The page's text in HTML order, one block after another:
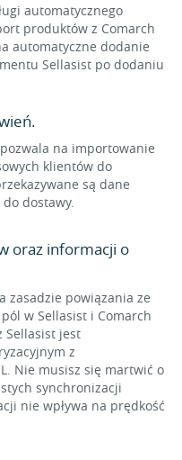
automatycznego
produktów z Comarch
automatyczne dodanie
Sellasist po dodaniu
na importowanie
klientów do
są dane
dostawy.
oraz informacji o
zasadzie powiązania ze
w Sellasist i Comarch
Sellasist jest
z
Nie musisz się martwić o
synchronizacji
nie wpływa na prędkość